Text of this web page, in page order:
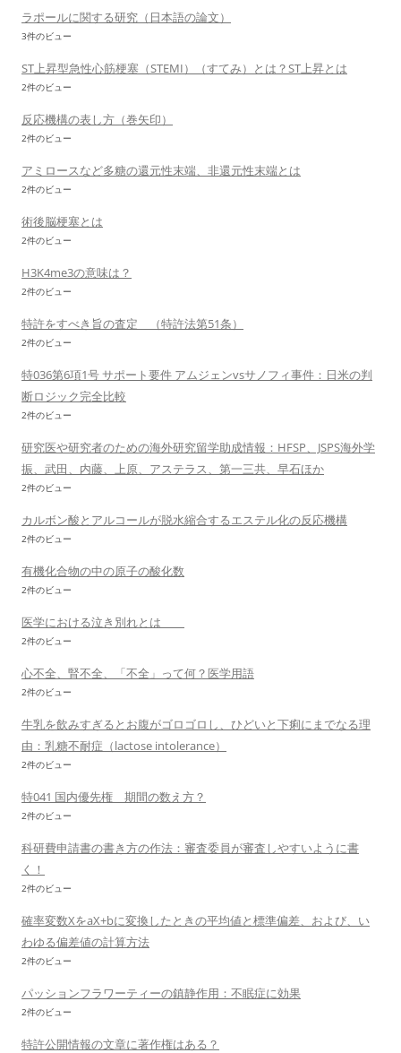
ラポールに関する研究（日本語の論文）
3件のビュー
ST上昇型急性心筋梗塞（STEMI）（すてみ）とは？ST上昇とは
2件のビュー
反応機構の表し方（巻矢印）
2件のビュー
アミロースなど多糖の還元性末端、非還元性末端とは
2件のビュー
術後脳梗塞とは
2件のビュー
H3K4me3の意味は？
2件のビュー
特許をすべき旨の査定 （特許法第51条）
2件のビュー
特036第6項1号 サポート要件 アムジェンvsサノフィ事件：日米の判
断ロジック完全比較
2件のビュー
研究医や研究者のための海外研究留学助成情報：HFSP、JSPS海外学
振、武田、内藤、上原、アステラス、第一三共、早石ほか
2件のビュー
カルボン酸とアルコールが脱水縮合するエステル化の反応機構
2件のビュー
有機化合物の中の原子の酸化数
2件のビュー
医学における泣き別れとは
2件のビュー
心不全、腎不全、「不全」って何？医学用語
2件のビュー
牛乳を飲みすぎるとお腹がゴロゴロし、ひどいと下痢にまでなる理
由：乳糖不耐症（lactose intolerance）
2件のビュー
特041 国内優先権 期間の数え方？
2件のビュー
科研費申請書の書き方の作法：審査委員が審査しやすいように書
く！
2件のビュー
確率変数XをaX+bに変換したときの平均値と標準偏差、および、い
わゆる偏差値の計算方法
2件のビュー
パッションフラワーティーの鎮静作用：不眠症に効果
2件のビュー
特許公開情報の文章に著作権はある？